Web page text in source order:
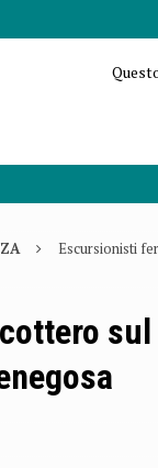
Escursionisti
sul